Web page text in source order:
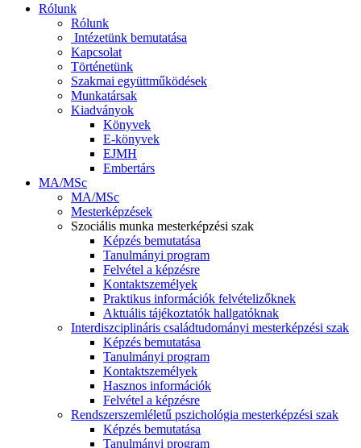
Rólunk
Rólunk
Intézetünk bemutatása
Kapcsolat
Történetünk
Szakmai együttműködések
Munkatársak
Kiadványok
Könyvek
E-könyvek
EJMH
Embertárs
MA/MSc
MA/MSc
Mesterképzések
Szociális munka mesterképzési szak
Képzés bemutatása
Tanulmányi program
Felvétel a képzésre
Kontaktszemélyek
Praktikus információk felvételizőknek
Aktuális tájékoztatók hallgatóknak
Interdiszciplináris családtudományi mesterképzési szak
Képzés bemutatása
Tanulmányi program
Kontaktszemélyek
Hasznos információk
Felvétel a képzésre
Rendszerszemléletű pszichológia mesterképzési szak
Képzés bemutatása
Tanulmányi program